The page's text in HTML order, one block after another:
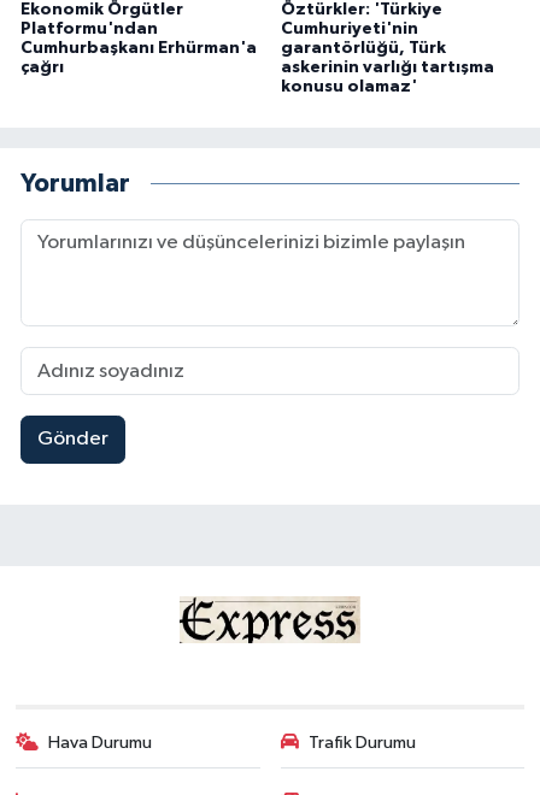
Ekonomik Örgütler
Platformu'ndan
Cumhurbaşkanı Erhürman'a
çağrı
Öztürkler: 'Türkiye
Cumhuriyeti'nin
garantörlüğü, Türk
askerinin varlığı tartışma
konusu olamaz'
Yorumlar
Gönder
Hava Durumu Trafik Durumu